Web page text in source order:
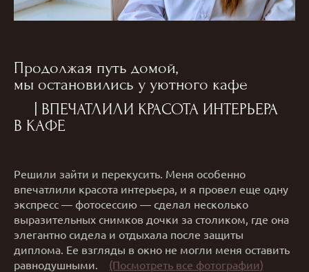
Продолжая путь домой,
мы остановились у уютного кафе
| ВПЕЧАТЛИЛИ КРАСОТА ИНТЕРЬЕРА
В КАФЕ
Решили зайти и перекусить. Меня особенно
впечатлили красота интерьера, и я провел еще одну
экспресс — фотосессию — сделал несколько
выразительных снимков дочки за столиком, где она
элегантно сидела и отдыхала после защиты
диплома. Ее взгляды в окно не могли меня оставить
равнодушными. (Посмотреть все фотографии)